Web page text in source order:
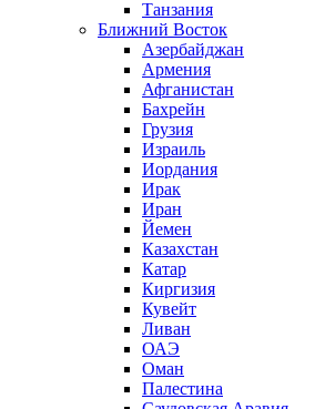
Танзания
Ближний Восток
Азербайджан
Армения
Афганистан
Бахрейн
Грузия
Израиль
Иордания
Ирак
Иран
Йемен
Казахстан
Катар
Киргизия
Кувейт
Ливан
ОАЭ
Оман
Палестина